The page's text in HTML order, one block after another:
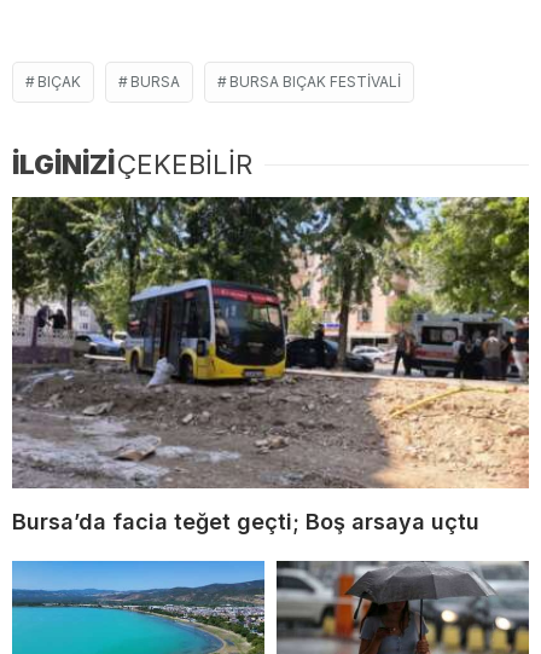
BIÇAK BURSA BURSA BIÇAK FESTIVALI
İLGİNİZİÇEKEBİLİR
Bursa’da facia teğet geçti; Boş arsaya uçtu